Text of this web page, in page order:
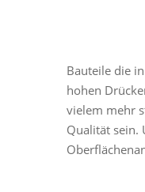
Bauteile die
hohen
vielem mehr
Qualität sein.